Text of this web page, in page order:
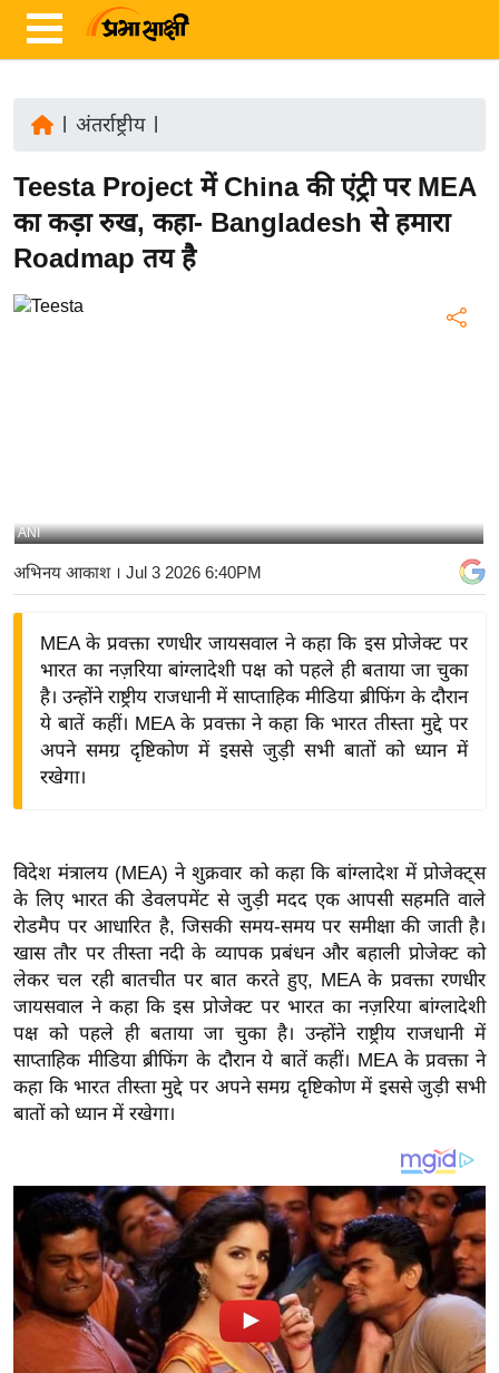
ज़ा
ख
ब
र
रा
य
बि
ज़
द्यो
वि
शे
ष
ज्ञ
रा
य
ब
ज
ट
क्रि
ट
I
P
अंतर्राष्ट्रीय|
Teesta Project में China की एंट्री पर MEA
का कड़ा रुख, कहा- Bangladesh से हमारा
Roadmap तय है
ANI
अभिनय आकाश। Jul 3 2026 6:40PM
MEA के प्रवक्ता रणधीर जायसवाल ने कहा कि इस प्रोजेक्ट पर
भारत का नज़रिया बांग्लादेशी पक्ष को पहले ही बताया जा चुका
है। उन्होंने राष्ट्रीय राजधानी में साप्ताहिक मीडिया ब्रीफिंग के दौरान
ये बातें कहीं। MEA के प्रवक्ता ने कहा कि भारत तीस्ता मुद्दे पर
अपने समग्र दृष्टिकोण में इससे जुड़ी सभी बातों को ध्यान में
रखेगा।
विदेश मंत्रालय (MEA) ने शुक्रवार को कहा कि बांग्लादेश में प्रोजेक्ट्स
के लिए भारत की डेवलपमेंट से जुड़ी मदद एक आपसी सहमति वाले
रोडमैप पर आधारित है, जिसकी समय-समय पर समीक्षा की जाती है।
खास तौर पर तीस्ता नदी के व्यापक प्रबंधन और बहाली प्रोजेक्ट को
लेकर चल रही बातचीत पर बात करते हुए, MEA के प्रवक्ता रणधीर
जायसवाल ने कहा कि इस प्रोजेक्ट पर भारत का नज़रिया बांग्लादेशी
पक्ष को पहले ही बताया जा चुका है। उन्होंने राष्ट्रीय राजधानी में
साप्ताहिक मीडिया ब्रीफिंग के दौरान ये बातें कहीं। MEA के प्रवक्ता ने
कहा कि भारत तीस्ता मुद्दे पर अपने समग्र दृष्टिकोण में इससे जुड़ी सभी
बातों को ध्यान में रखेगा।